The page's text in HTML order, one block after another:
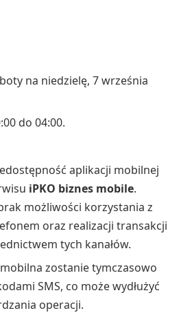
na niedzielę, 7 września
do 04:00.
aplikacji mobilnej
iPKO biznes mobile.
możliwości korzystania z
oraz realizacji transakcji
tych kanałów.
zostanie tymczasowo
SMS, co może wydłużyć
operacji.